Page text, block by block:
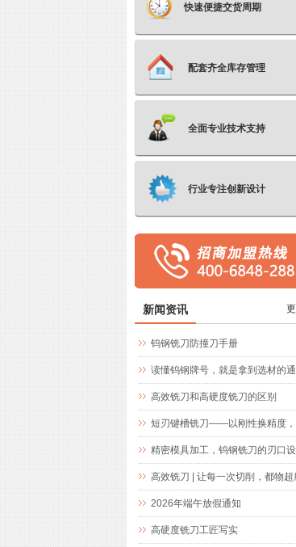
快速便捷交货周期
配套齐全库存管理
全面专业技术支持
行业专注创新设计
新闻资讯
钨钢铣刀防撞刀手册
读懂钨钢牌号，就是拿到选材的
文牒
高效铣刀和高硬度铣刀的区别
短刃键槽铣刀——以刚性换精度
精密键槽加工而生
精密模具加工，钨钢铣刀的刃口
究竟藏着什么玄机
高效铣刀 | 让每一次切削，都物超
值
2026年端午放假通知
高硬度铣刀工匠写实